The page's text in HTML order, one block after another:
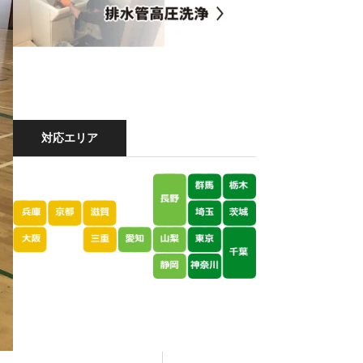
対応エリア